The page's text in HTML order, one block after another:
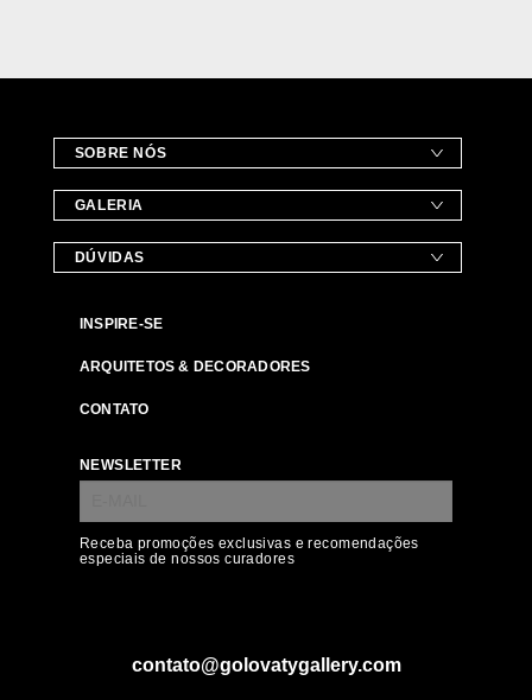
SOBRE NÓS
GALERIA
DÚVIDAS
INSPIRE-SE
ARQUITETOS & DECORADORES
CONTATO
NEWSLETTER
Receba promoções exclusivas e recomendações
especiais de nossos curadores
contato@golovatygallery.com